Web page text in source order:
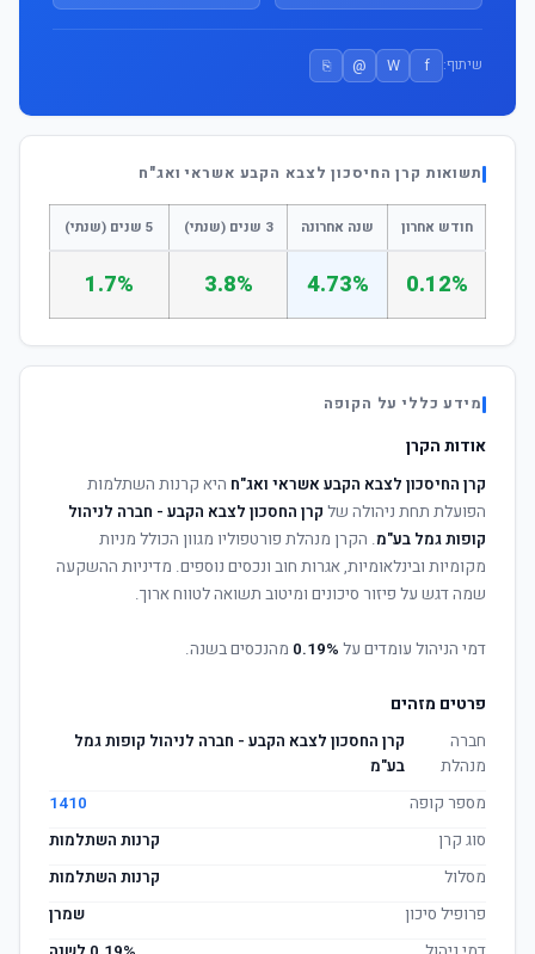
שיתוף: f
W
@
⎘
תשואות קרן החיסכון לצבא הקבע אשראי ואג"ח
חודש אחרון שנה אחרונה 3 שנים (שנתי) 5 שנים (שנתי)
0.12%
4.73%
3.8%
1.7%
מידע כללי על הקופה
אודות הקרן
קרן החיסכון לצבא הקבע אשראי ואג"ח היא קרנות השתלמות
הפועלת תחת ניהולה של קרן החסכון לצבא הקבע - חברה לניהול
קופות גמל בע"מ. הקרן מנהלת פורטפוליו מגוון הכולל מניות
מקומיות ובינלאומיות, אגרות חוב ונכסים נוספים. מדיניות ההשקעה
שמה דגש על פיזור סיכונים ומיטוב תשואה לטווח ארוך.
דמי הניהול עומדים על 0.19% מהנכסים בשנה.
פרטים מזהים
חברה
מנהלת
קרן החסכון לצבא הקבע - חברה לניהול קופות גמל
בע"מ
מספר קופה
1410
סוג קרן
קרנות השתלמות
מסלול
קרנות השתלמות
פרופיל סיכון
שמרן